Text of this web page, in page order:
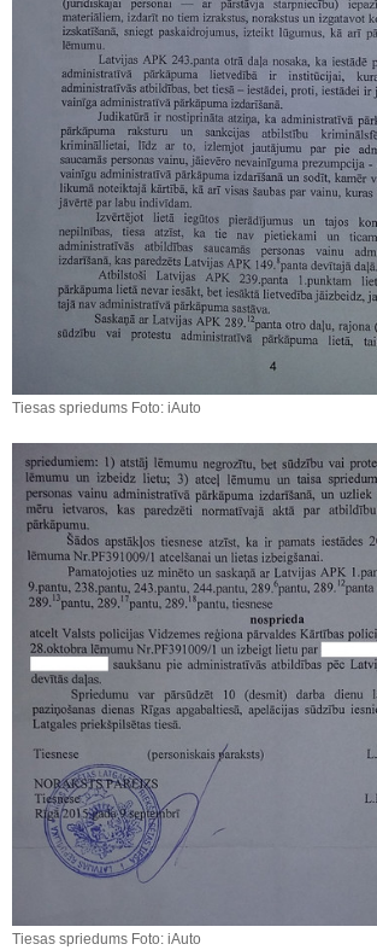
Tiesas spriedums Foto: iAuto
Tiesas spriedums Foto: iAuto